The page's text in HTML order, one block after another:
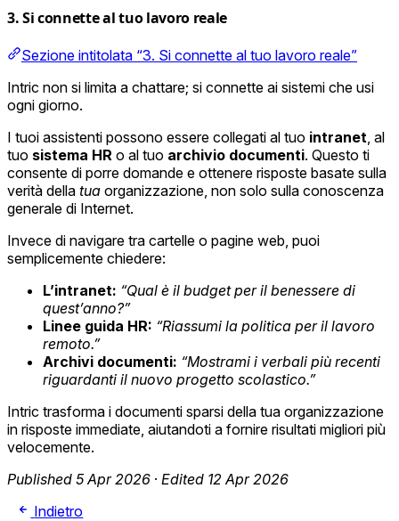
3. Si connette al tuo lavoro reale
Sezione intitolata “3. Si connette al tuo lavoro reale”
Intric non si limita a chattare; si connette ai sistemi che usi
ogni giorno.
I tuoi assistenti possono essere collegati al tuo intranet, al
tuo sistema HR o al tuo archivio documenti. Questo ti
consente di porre domande e ottenere risposte basate sulla
verità della tua organizzazione, non solo sulla conoscenza
generale di Internet.
Invece di navigare tra cartelle o pagine web, puoi
semplicemente chiedere:
L’intranet: “Qual è il budget per il benessere di
quest’anno?”
Linee guida HR: “Riassumi la politica per il lavoro
remoto.”
Archivi documenti: “Mostrami i verbali più recenti
riguardanti il nuovo progetto scolastico.”
Intric trasforma i documenti sparsi della tua organizzazione
in risposte immediate, aiutandoti a fornire risultati migliori più
velocemente.
Published 5 Apr 2026 · Edited 12 Apr 2026
Indietro